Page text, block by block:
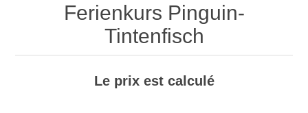
Ferienkurs Pinguin-
Tintenfisch
Le prix est calculé